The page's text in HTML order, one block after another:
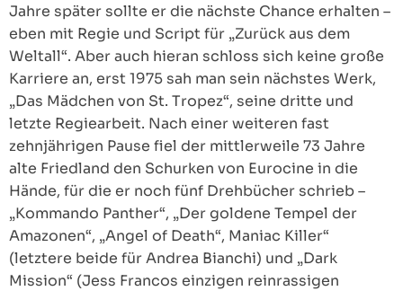
Jahre später sollte er die nächste Chance erhalten –
eben mit Regie und Script für „Zurück aus dem
Weltall“. Aber auch hieran schloss sich keine große
Karriere an, erst 1975 sah man sein nächstes Werk,
„Das Mädchen von St. Tropez“, seine dritte und
letzte Regiearbeit. Nach einer weiteren fast
zehnjährigen Pause fiel der mittlerweile 73 Jahre
alte Friedland den Schurken von Eurocine in die
Hände, für die er noch fünf Drehbücher schrieb –
„Kommando Panther“, „Der goldene Tempel der
Amazonen“, „Angel of Death“, Maniac Killer“
(letztere beide für Andrea Bianchi) und „Dark
Mission“ (Jess Francos einzigen reinrassigen